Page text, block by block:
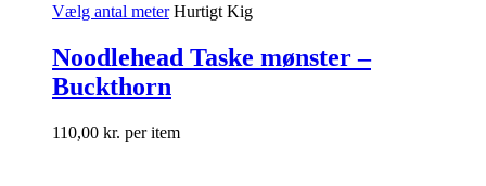
Vælg antal meter Hurtigt Kig
Noodlehead Taske mønster –
Buckthorn
110,00 kr. per item